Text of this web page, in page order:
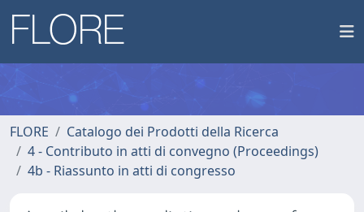
FLORE
Catalogo dei Prodotti della Ricerca
4 - Contributo in atti di convegno (Proceedings)
4b - Riassunto in atti di congresso